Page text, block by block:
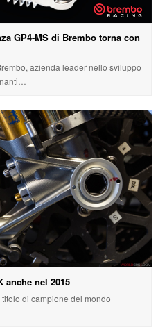
GP4-MS di Brembo torna con
azienda leader nello sviluppo
anche nel 2015
di campione del mondo